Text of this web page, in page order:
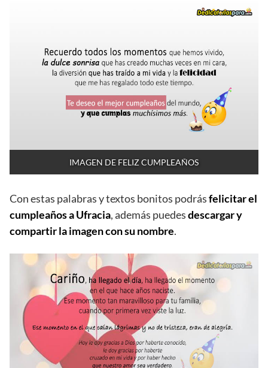
IMAGEN DE FELIZ CUMPLEAÑOS
Con estas palabras y textos bonitos podrásfelicitar el
cumpleaños a Ufracia, además puedesdescargar y
compartir la imagen con su nombre.